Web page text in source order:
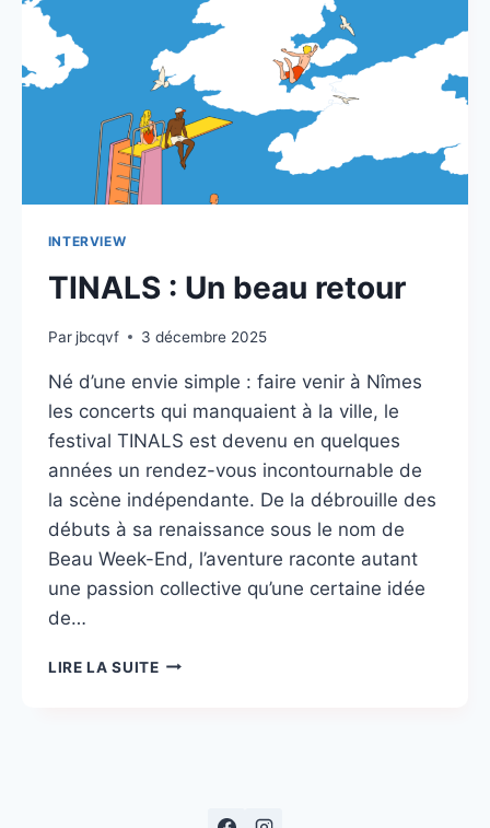
INTERVIEW
TINALS : Un beau retour
Par jbcqvf 3 décembre 2025
Né d’une envie simple : faire venir à Nîmes
les concerts qui manquaient à la ville, le
festival TINALS est devenu en quelques
années un rendez-vous incontournable de
la scène indépendante. De la débrouille des
débuts à sa renaissance sous le nom de
Beau Week-End, l’aventure raconte autant
une passion collective qu’une certaine idée
de…
LIRE LA SUITETINALS